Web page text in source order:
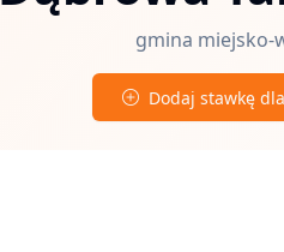
gmina miejsko-
Dodaj stawkę